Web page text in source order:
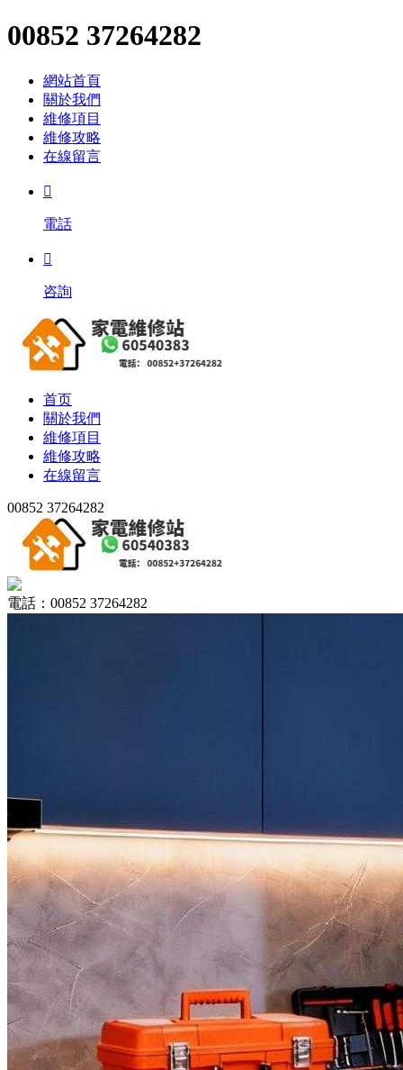
00852 37264282
網站首頁
關於我們
維修項目
維修攻略
在線留言

電話

咨詢
首页
關於我們
維修項目
維修攻略
在線留言
00852 37264282
電話：00852 37264282